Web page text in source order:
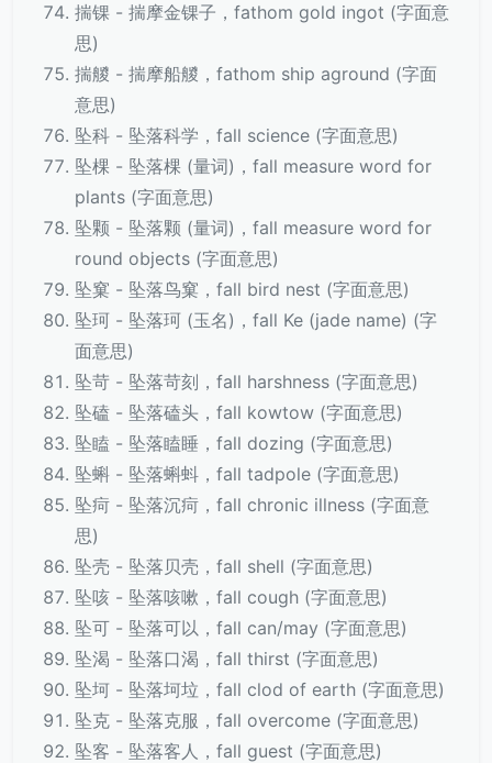
揣锞 - 揣摩金锞子，fathom gold ingot (字面意
思)
揣艐 - 揣摩船艐，fathom ship aground (字面
意思)
坠科 - 坠落科学，fall science (字面意思)
坠棵 - 坠落棵 (量词)，fall measure word for
plants (字面意思)
坠颗 - 坠落颗 (量词)，fall measure word for
round objects (字面意思)
坠窠 - 坠落鸟窠，fall bird nest (字面意思)
坠珂 - 坠落珂 (玉名)，fall Ke (jade name) (字
面意思)
坠苛 - 坠落苛刻，fall harshness (字面意思)
坠磕 - 坠落磕头，fall kowtow (字面意思)
坠瞌 - 坠落瞌睡，fall dozing (字面意思)
坠蝌 - 坠落蝌蚪，fall tadpole (字面意思)
坠疴 - 坠落沉疴，fall chronic illness (字面意
思)
坠壳 - 坠落贝壳，fall shell (字面意思)
坠咳 - 坠落咳嗽，fall cough (字面意思)
坠可 - 坠落可以，fall can/may (字面意思)
坠渴 - 坠落口渴，fall thirst (字面意思)
坠坷 - 坠落坷垃，fall clod of earth (字面意思)
坠克 - 坠落克服，fall overcome (字面意思)
坠客 - 坠落客人，fall guest (字面意思)